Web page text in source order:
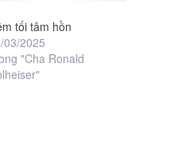
tối tâm hồn
03/2025
"Cha Ronald